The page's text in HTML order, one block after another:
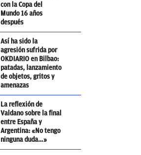
con la Copa del
Mundo 16 años
después
Así ha sido la
agresión sufrida por
OKDIARIO en Bilbao:
patadas, lanzamiento
de objetos, gritos y
amenazas
La reflexión de
Valdano sobre la final
entre España y
Argentina: «No tengo
ninguna duda…»